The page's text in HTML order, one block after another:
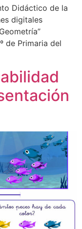
Didáctico de la
digitales
de Primaria del